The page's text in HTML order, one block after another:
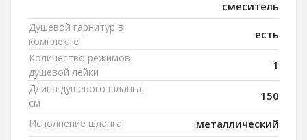
смеситель
Душевой гарнитур в
комплекте
есть
Количество режимов
душевой лейки
1
Длина душевого шланга,
см
150
Исполнение шланга металлический